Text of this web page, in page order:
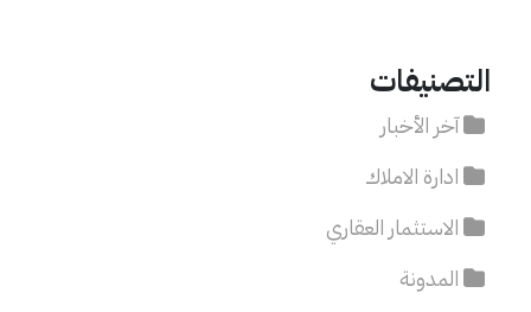
التصنيفات
آخر الأخبار
ادارة الاملاك
الاستثمار العقاري
المدونة